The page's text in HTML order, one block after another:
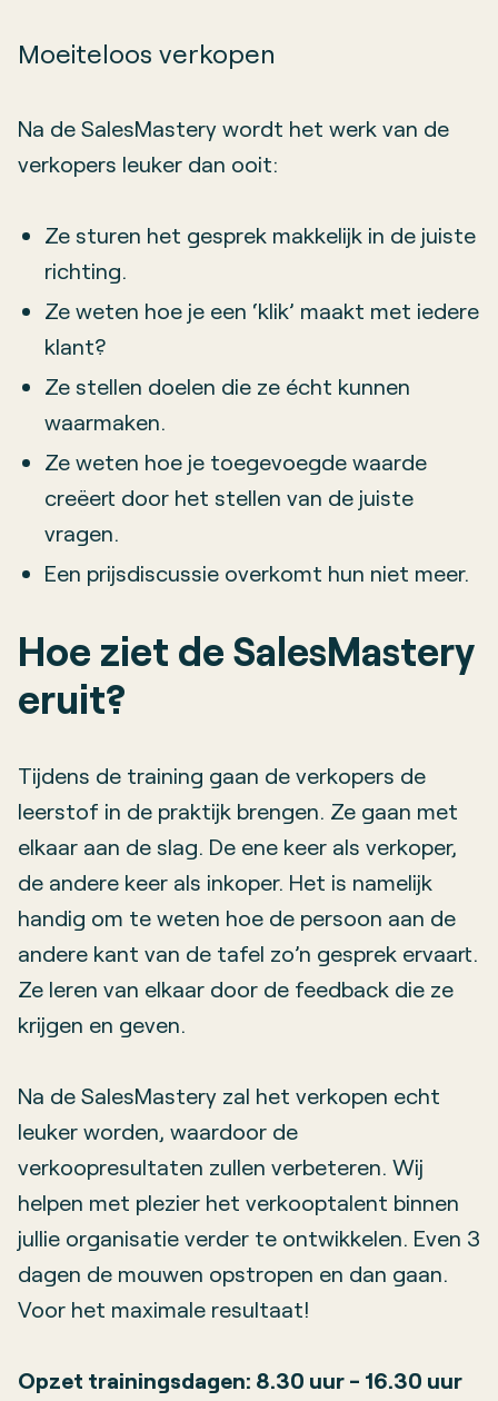
Moeiteloos verkopen
Na de SalesMastery wordt het werk van de
verkopers leuker dan ooit:
Ze sturen het gesprek makkelijk in de juiste
richting.
Ze weten hoe je een ‘klik’ maakt met iedere
klant?
Ze stellen doelen die ze écht kunnen
waarmaken.
Ze weten hoe je toegevoegde waarde
creëert door het stellen van de juiste
vragen.
Een prijsdiscussie overkomt hun niet meer.
Hoe ziet de SalesMastery
eruit?
Tijdens de training gaan de verkopers de
leerstof in de praktijk brengen. Ze gaan met
elkaar aan de slag. De ene keer als verkoper,
de andere keer als inkoper. Het is namelijk
handig om te weten hoe de persoon aan de
andere kant van de tafel zo’n gesprek ervaart.
Ze leren van elkaar door de feedback die ze
krijgen en geven.
Na de SalesMastery zal het verkopen echt
leuker worden, waardoor de
verkoopresultaten zullen verbeteren. Wij
helpen met plezier het verkooptalent binnen
jullie organisatie verder te ontwikkelen. Even 3
dagen de mouwen opstropen en dan gaan.
Voor het maximale resultaat!
Opzet trainingsdagen: 8.30 uur - 16.30 uur